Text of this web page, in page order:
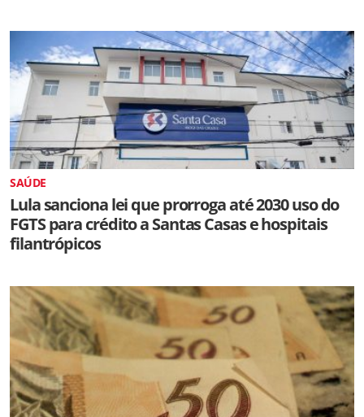
SAÚDE
Lula sanciona lei que prorroga até 2030 uso do
FGTS para crédito a Santas Casas e hospitais
filantrópicos